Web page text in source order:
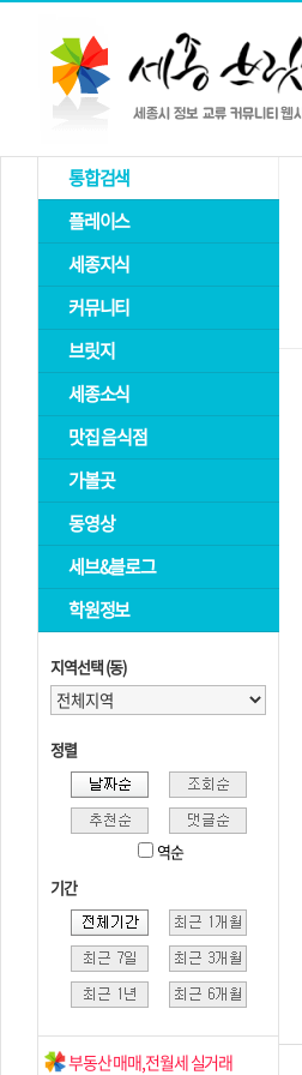
통합검색
플레이스
세종지식
커뮤니티
브릿지
세종소식
맛집 음식점
가볼곳
동영상
세브&블로그
학원정보
지역선택 (동)
정렬
역순
기간
부동산 매매,전월세 실거래